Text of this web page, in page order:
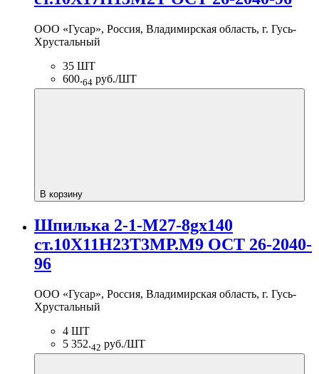
ООО «Гусар», Россия, Владимирская область, г. Гусь-
Хрустальный
35 ШТ
600.64 руб./ШТ
В корзину
Шпилька 2-1-М27-8gх140
ст.10Х11Н23Т3МР.М9 ОСТ 26-2040-
96
ООО «Гусар», Россия, Владимирская область, г. Гусь-
Хрустальный
4 ШТ
5 352.42 руб./ШТ